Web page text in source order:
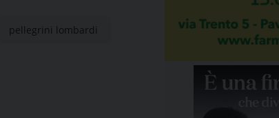
pellegrini lombardi